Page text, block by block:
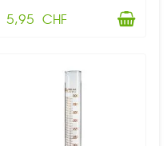
5,95 CHF